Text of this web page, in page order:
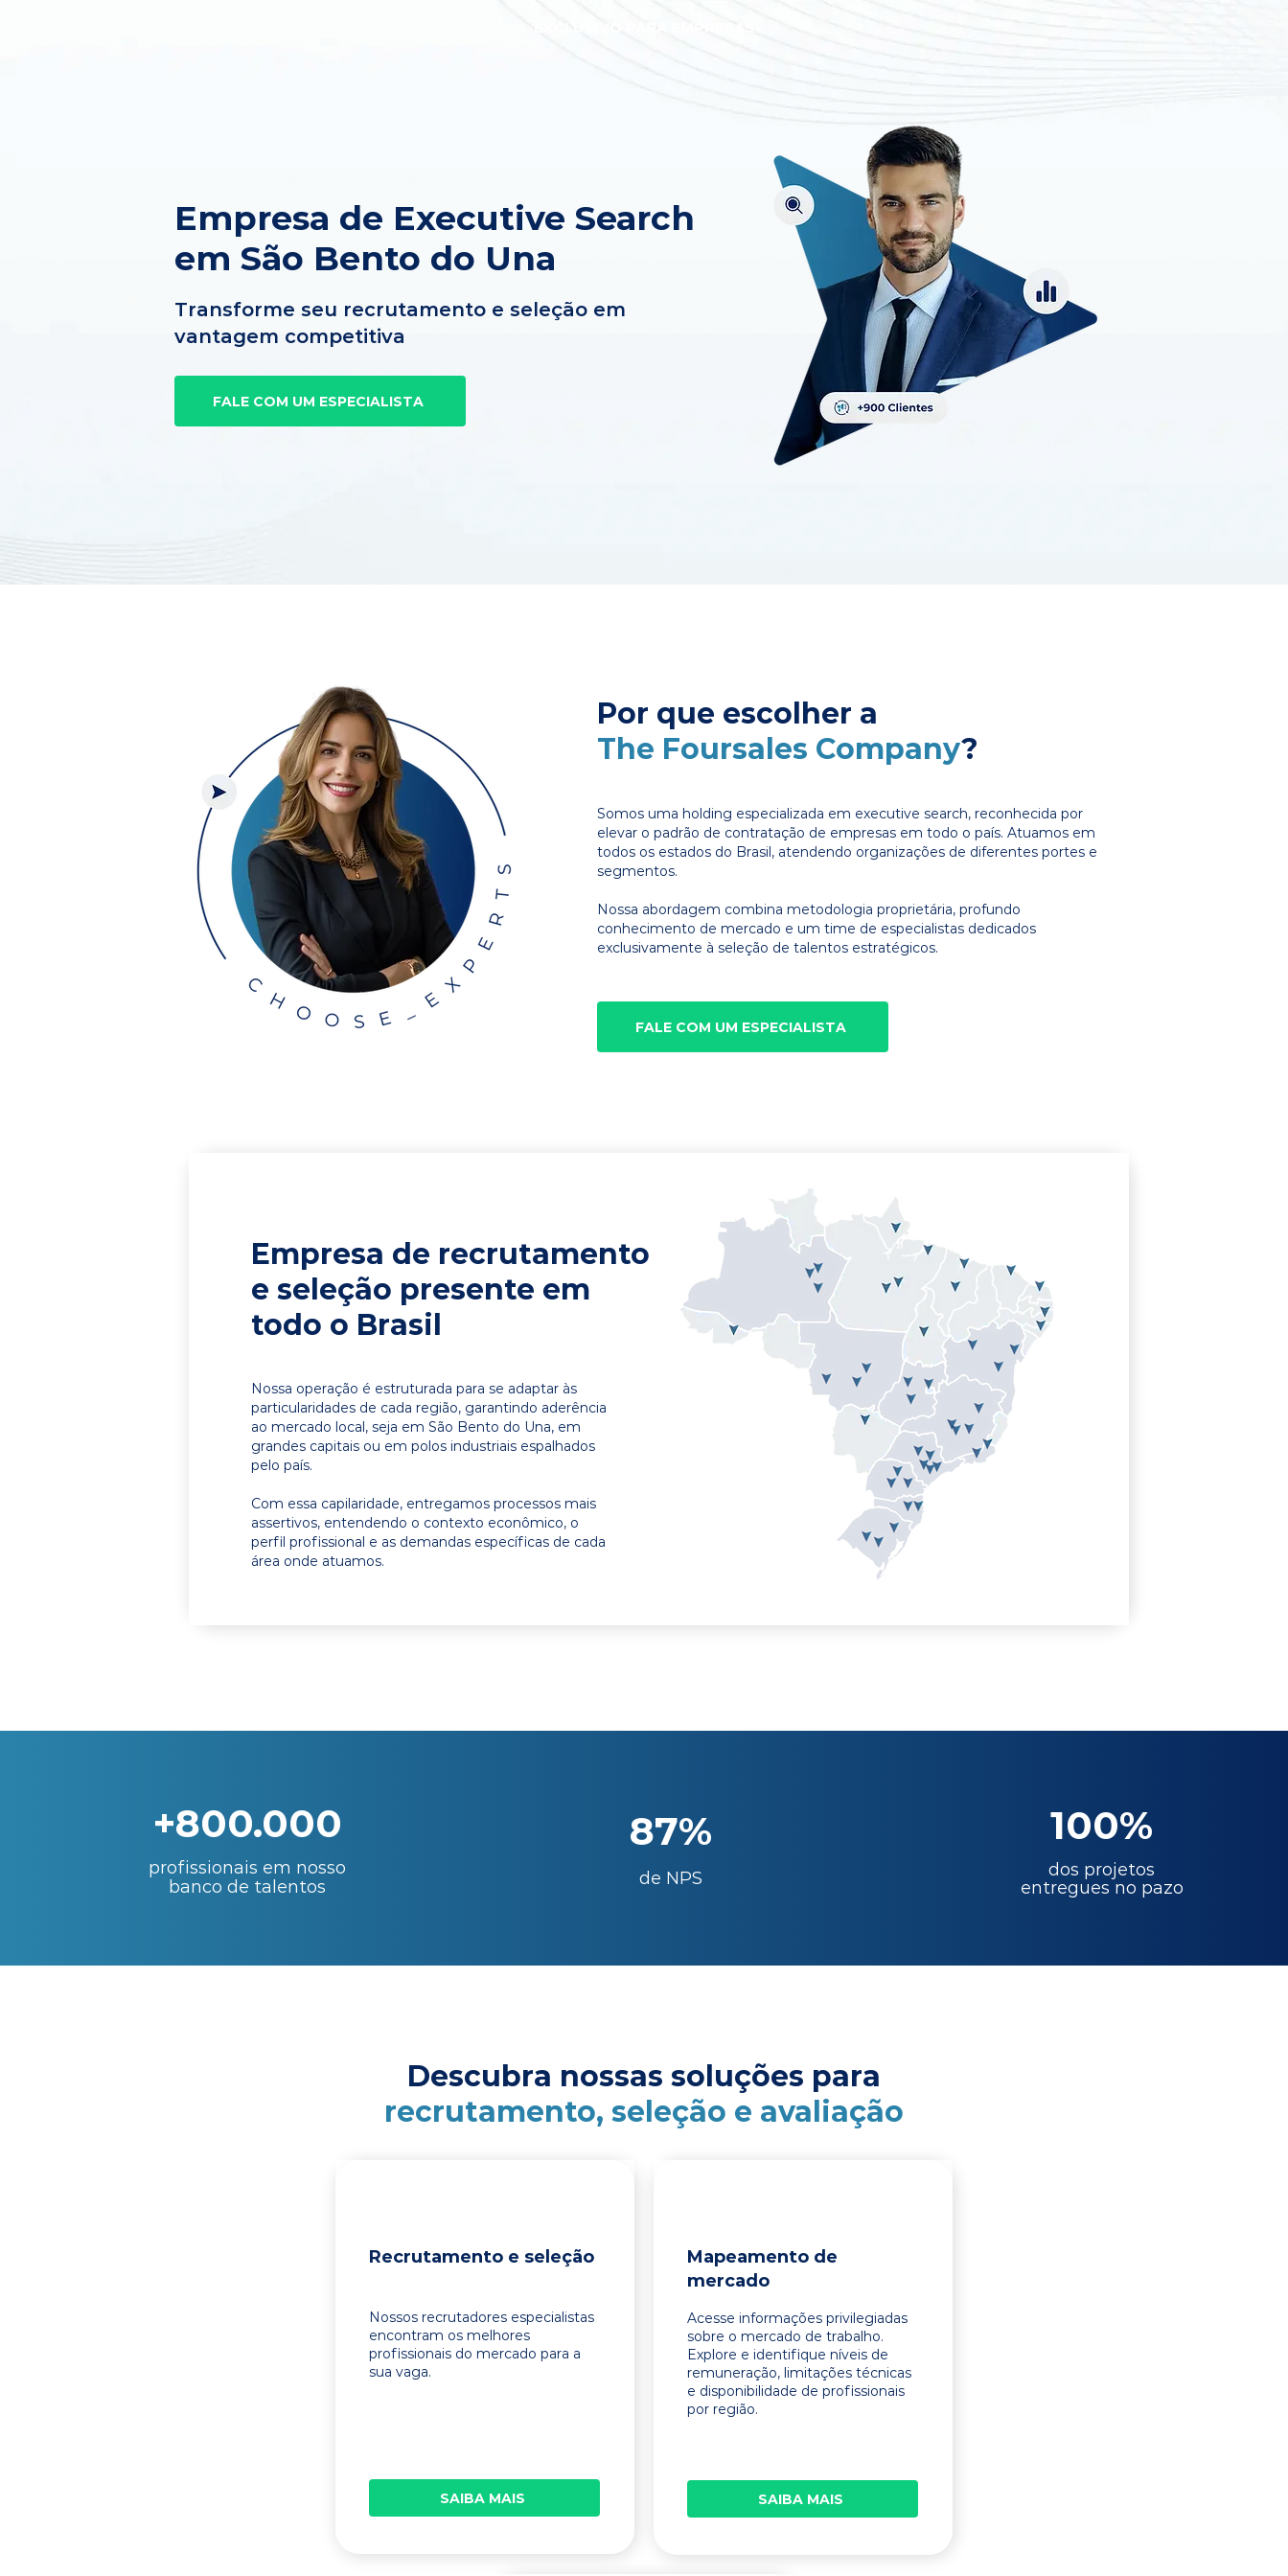
Empresa de Executive Search
em São Bento do Una
Transforme seu recrutamento e seleção em
vantagem competitiva
FALE COM UM ESPECIALISTA
Por que escolher a
The Foursales Company?
Somos uma holding especializada em executive search, reconhecida por
elevar o padrão de contratação de empresas em todo o país. Atuamos em
todos os estados do Brasil, atendendo organizações de diferentes portes e
segmentos.
Nossa abordagem combina metodologia proprietária, profundo
conhecimento de mercado e um time de especialistas dedicados
exclusivamente à seleção de talentos estratégicos.
FALE COM UM ESPECIALISTA
Empresa de recrutamento
e seleção presente em
todo o Brasil
Nossa operação é estruturada para se adaptar às
particularidades de cada região, garantindo aderência
ao mercado local, seja em São Bento do Una, em
grandes capitais ou em polos industriais espalhados
pelo país.
Com essa capilaridade, entregamos processos mais
assertivos, entendendo o contexto econômico, o
perfil profissional e as demandas específicas de cada
área onde atuamos.
+800.000
profissionais em nosso
banco de talentos
87%
de NPS
100%
dos projetos
entregues no pazo
Descubra nossas soluções para
recrutamento, seleção e avaliação
Recrutamento e seleção
Nossos recrutadores especialistas
encontram os melhores
profissionais do mercado para a
sua vaga.
SAIBA MAIS
Mapeamento de
mercado
Acesse informações privilegiadas
sobre o mercado de trabalho.
Explore e identifique níveis de
remuneração, limitações técnicas
e disponibilidade de profissionais
por região.
SAIBA MAIS